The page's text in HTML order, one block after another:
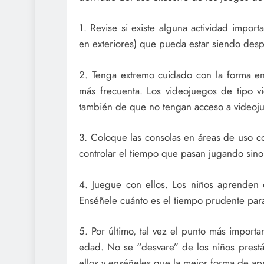
1. Revise si existe alguna actividad
en exteriores) que pueda estar siendo
2. Tenga extremo cuidado con la forma
más frecuenta. Los videojuegos de tipo
también de que no tengan acceso a
3. Coloque las consolas en áreas de uso
controlar el tiempo que pasan jugando
4. Juegue con ellos. Los niños
Enséñele cuánto es el tiempo prudente
5. Por último, tal vez el punto más
edad. No se “desvare” de los niños